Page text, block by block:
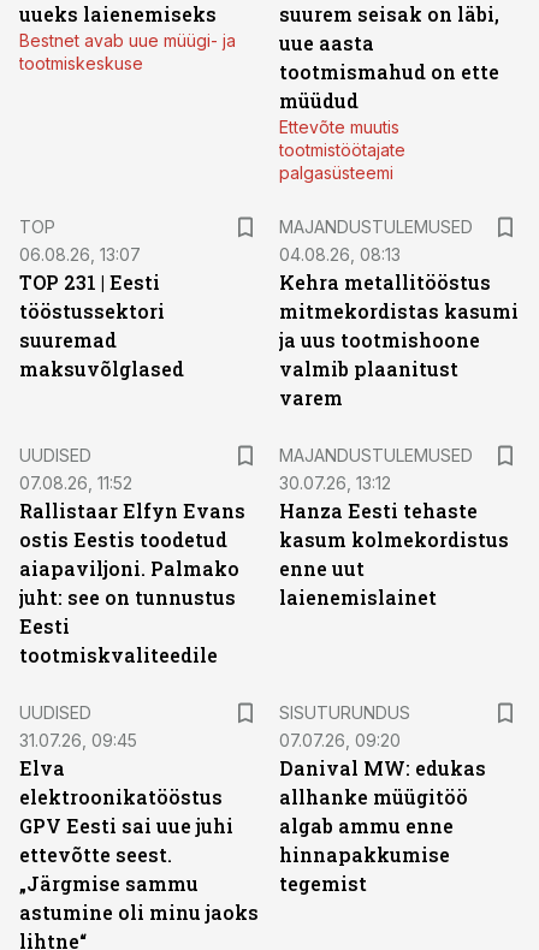
uueks laienemiseks
Bestnet avab uue müügi- ja
tootmiskeskuse
suurem seisak on läbi,
uue aasta
tootmismahud on ette
müüdud
Ettevõte muutis
tootmistöötajate
palgasüsteemi
TOP
06.08.26, 13:07
TOP 231 | Eesti
tööstussektori
suuremad
maksuvõlglased
MAJANDUSTULEMUSED
04.08.26, 08:13
Kehra metallitööstus
mitmekordistas kasumi
ja uus tootmishoone
valmib plaanitust
varem
UUDISED
07.08.26, 11:52
Rallistaar Elfyn Evans
ostis Eestis toodetud
aiapaviljoni. Palmako
juht: see on tunnustus
Eesti
tootmiskvaliteedile
MAJANDUSTULEMUSED
30.07.26, 13:12
Hanza Eesti tehaste
kasum kolmekordistus
enne uut
laienemislainet
UUDISED
31.07.26, 09:45
Elva
elektroonikatööstus
GPV Eesti sai uue juhi
ettevõtte seest.
„Järgmise sammu
astumine oli minu jaoks
lihtne“
SISUTURUNDUS
07.07.26, 09:20
Danival MW: edukas
allhanke müügitöö
algab ammu enne
hinnapakkumise
tegemist